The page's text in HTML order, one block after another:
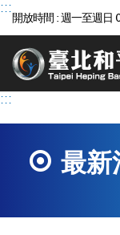
跳
容
:::
開放時間 : 週一至週日
:::
最新